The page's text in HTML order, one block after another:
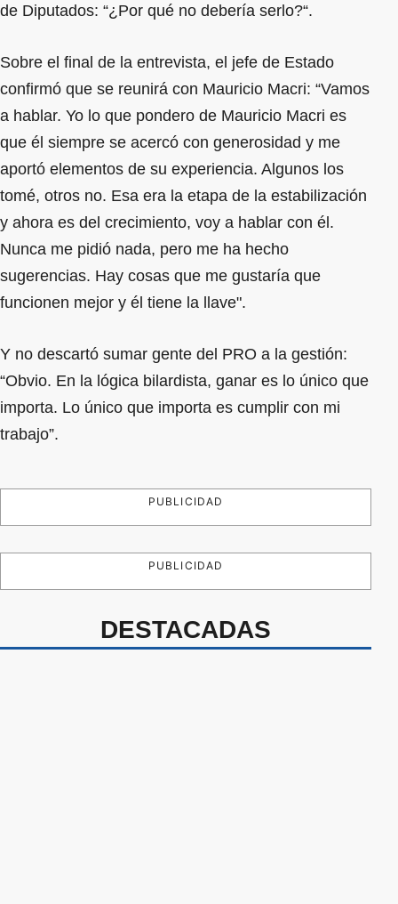
de Diputados: “¿Por qué no debería serlo?“.
Sobre el final de la entrevista, el jefe de Estado
confirmó que se reunirá con Mauricio Macri: “Vamos
a hablar. Yo lo que pondero de Mauricio Macri es
que él siempre se acercó con generosidad y me
aportó elementos de su experiencia. Algunos los
tomé, otros no. Esa era la etapa de la estabilización
y ahora es del crecimiento, voy a hablar con él.
Nunca me pidió nada, pero me ha hecho
sugerencias. Hay cosas que me gustaría que
funcionen mejor y él tiene la llave".
Y no descartó sumar gente del PRO a la gestión:
“Obvio. En la lógica bilardista, ganar es lo único que
importa. Lo único que importa es cumplir con mi
trabajo”.
PUBLICIDAD
PUBLICIDAD
DESTACADAS